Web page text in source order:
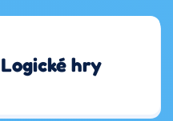
Logické hry